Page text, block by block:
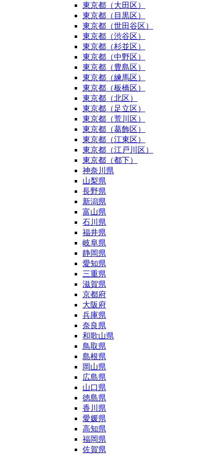
東京都（大田区）
東京都（目黒区）
東京都（世田谷区）
東京都（渋谷区）
東京都（杉並区）
東京都（中野区）
東京都（豊島区）
東京都（練馬区）
東京都（板橋区）
東京都（北区）
東京都（足立区）
東京都（荒川区）
東京都（葛飾区）
東京都（江東区）
東京都（江戸川区）
東京都（都下）
神奈川県
山梨県
長野県
新潟県
富山県
石川県
福井県
岐阜県
静岡県
愛知県
三重県
滋賀県
京都府
大阪府
兵庫県
奈良県
和歌山県
鳥取県
島根県
岡山県
広島県
山口県
徳島県
香川県
愛媛県
高知県
福岡県
佐賀県